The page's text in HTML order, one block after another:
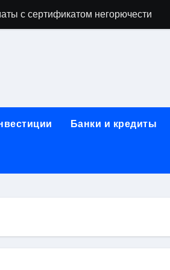
с сертификатом негорючести
и направляющих для
лотков для хранения
этапы строительства, проверка
станций серий T330 и T990
Банки и кредиты